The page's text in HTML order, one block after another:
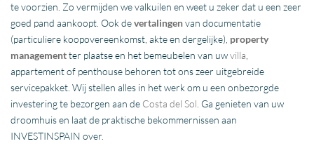
te voorzien. Zo vermijden we valkuilen en weet u zeker dat u een zeer
goed pand aankoopt. Ook devertalingenvan documentatie
(particuliere koopovereenkomst, akte en dergelijke), property
managementter plaatse en het bemeubelen van uwvilla
appartement of penthouse behoren tot ons zeer uitgebreide
servicepakket. Wij stellen alles in het werk om u een onbezorgde
investering te bezorgen aan de Costa del Sol . Ga genieten van uw
droomhuis en laat de praktische bekommernissen aan
INVESTINSPAIN over.